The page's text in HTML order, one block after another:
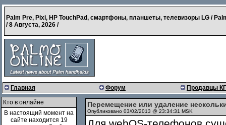
Palm Pre, Pixi, HP TouchPad, смартфоны, планшеты, телевизоры LG /
/8 Августа, 2026 /
Главная Форум Продавцы
Кто в онлайне
В настоящий момент на
сайте находится 19
Перемещение или удаление
Опубликовано 03/02/2013 @ 23:34:31 MSK